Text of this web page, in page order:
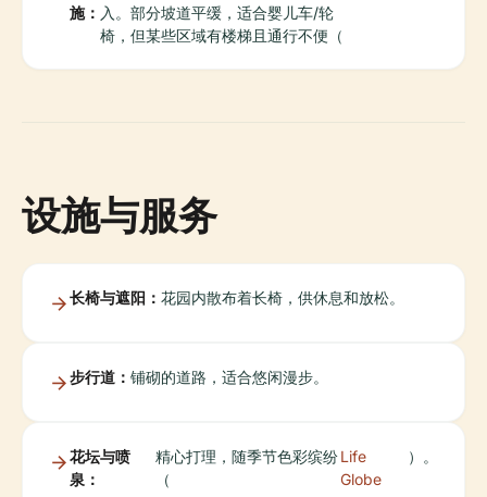
施： 入。部分坡道平缓，适合婴儿车/轮
椅，但某些区域有楼梯且通行不便（
设施与服务
长椅与遮阳： 花园内散布着长椅，供休息和放松。
步行道： 铺砌的道路，适合悠闲漫步。
花坛与喷
泉：
精心打理，随季节色彩缤纷
（
Life
Globe
）。